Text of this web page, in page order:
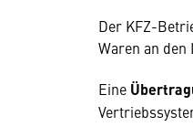
Der KFZ-
Waren an den
Eine